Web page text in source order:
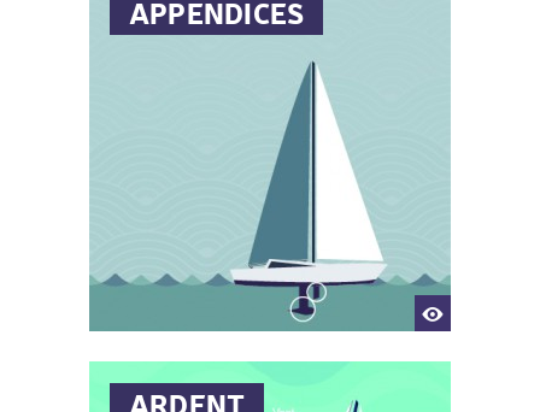
Côté du bateau par lequel il
reçoit le vent ("bâbord amures",
lorsque le vent vient de bâbord ;
"tribord amures", lorsque le vent
APPENDICES
ARDENT